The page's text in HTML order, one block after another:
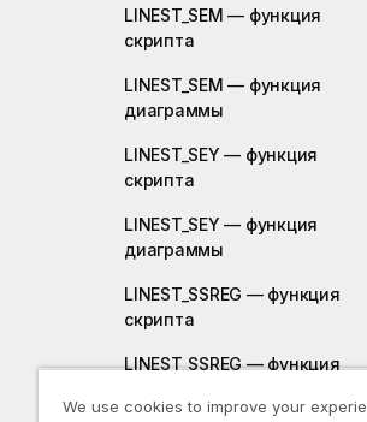
LINEST_SEM — функция
скрипта
LINEST_SEM — функция
диаграммы
LINEST_SEY — функция
скрипта
LINEST_SEY — функция
диаграммы
LINEST_SSREG — функция
скрипта
LINEST_SSREG — функция
We use cookies to improve your